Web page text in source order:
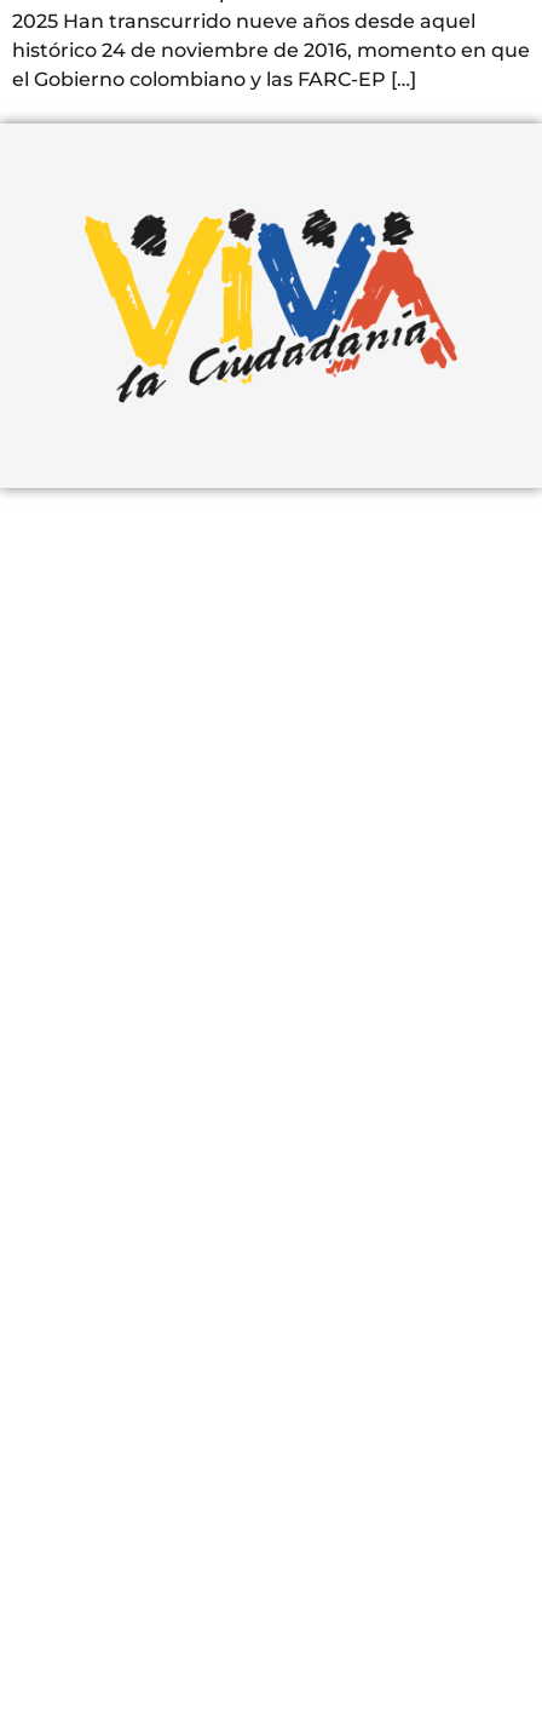
2025 Han transcurrido nueve años desde aquel
histórico 24 de noviembre de 2016, momento en que
el Gobierno colombiano y las FARC-EP […]